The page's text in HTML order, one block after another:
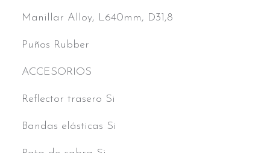
Manillar Alloy, L640mm, D31,8
Puños Rubber
ACCESORIOS
Reflector trasero Si
Bandas elásticas Si